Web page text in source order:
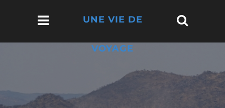
UNE VIE DE
VOYAGE